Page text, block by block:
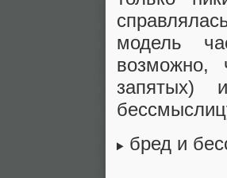
модель
возможно,
запятых)
бред и